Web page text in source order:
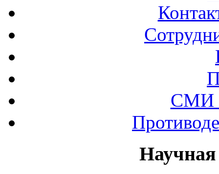
СМИ
Научная